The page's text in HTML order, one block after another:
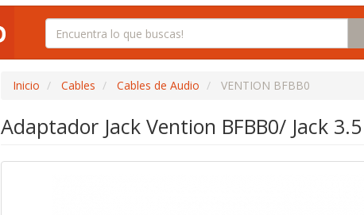
Inicio Cables Cables de Audio VENTION BFBB0
Adaptador Jack Vention BFBB0/ Jack